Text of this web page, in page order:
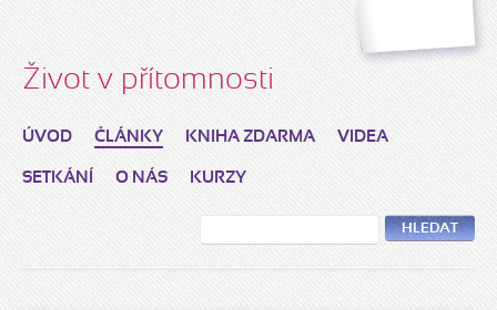
Život v přítomnosti
ÚVOD ČLÁNKY KNIHA ZDARMA VIDEA
SETKÁNÍ O NÁS KURZY
HLEDAT